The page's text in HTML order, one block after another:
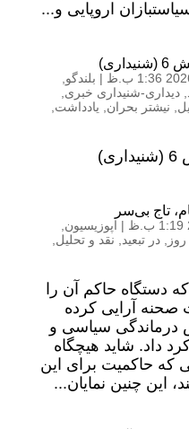
اروپایی و...
| بلندگو
دیداری-شنیداری خبری
نیشتر بحران یادداشت
تاج بی‌سر
| اپوزیسیون
در تبعید نقد و تحلیل
دستگاه حاکم آن را
صحنه‌ آرایی کرده
درماندگی سیاسی و
داد. شاید هیچگاه
که حاکمیت برای این
این چنین نمایان...